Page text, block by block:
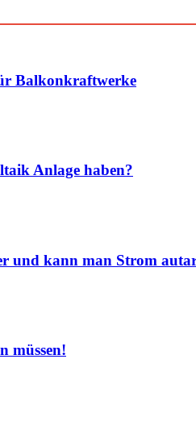
Balkonkraftwerke
Anlage haben?
und kann man Strom
müssen!